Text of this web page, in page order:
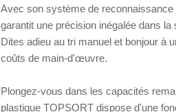
Avec son système de reconnaissance
garantit une précision inégalée dans
Dites adieu au tri manuel et bonjour à
coûts de main-d'œuvre.
Plongez-vous dans les capacités
plastique TOPSORT dispose d'une